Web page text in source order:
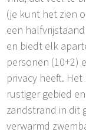
(je kunt het zien
een
en biedt elk
personen (10+2)
privacy heeft.
rustiger gebied
zandstrand in dit
verwarmd